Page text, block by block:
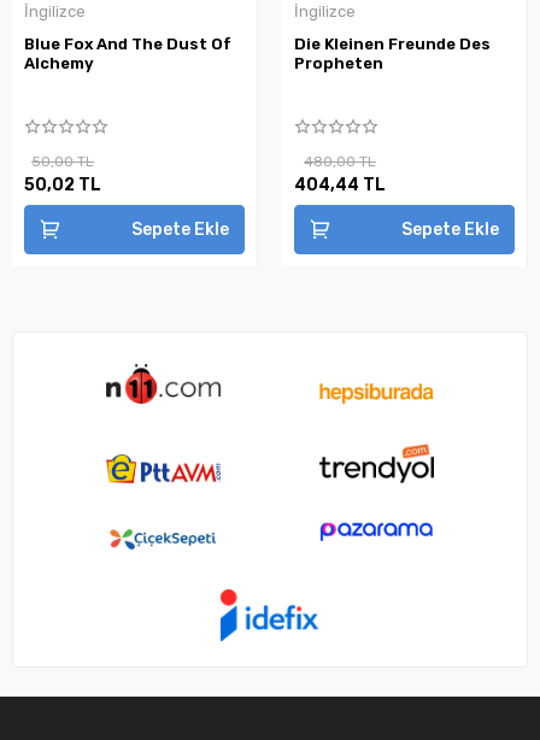
İngilizce
Blue Fox And The Dust Of
Alchemy
50,00 TL
50,02 TL
Sepete Ekle
İngilizce
Die Kleinen Freunde Des
Propheten
480,00 TL
404,44 TL
Sepete Ekle